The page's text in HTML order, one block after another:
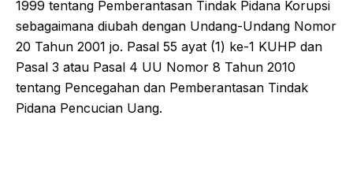
1999 tentang Pemberantasan Tindak Pidana Korupsi
sebagaimana diubah dengan Undang-Undang Nomor
20 Tahun 2001 jo. Pasal 55 ayat (1) ke-1 KUHP dan
Pasal 3 atau Pasal 4 UU Nomor 8 Tahun 2010
tentang Pencegahan dan Pemberantasan Tindak
Pidana Pencucian Uang.